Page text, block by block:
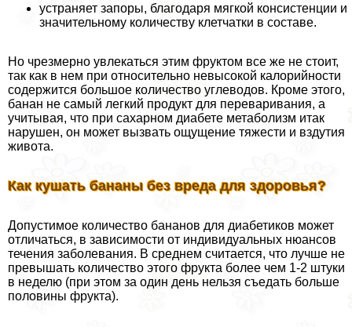
устраняет запоры, благодаря мягкой консистенции и
значительному количеству клетчатки в составе.
Но чрезмерно увлекаться этим фруктом все же не стоит,
так как в нем при относительно невысокой калорийности
содержится большое количество углеводов. Кроме этого,
банан не самый легкий продукт для переваривания, а
учитывая, что при сахарном диабете метаболизм итак
нарушен, он может вызвать ощущение тяжести и вздутия
живота.
Как кушать бананы без вреда для здоровья?
Допустимое количество бананов для диабетиков может
отличаться, в зависимости от индивидуальных нюансов
течения заболевания. В среднем считается, что лучше не
превышать количество этого фрукта более чем 1-2 штуки
в неделю (при этом за один день нельзя съедать больше
половины фрукта).